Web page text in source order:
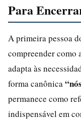
Para
A primeira pessoa
compreender como
adapta às
forma canônica
permanece como
indispensável em